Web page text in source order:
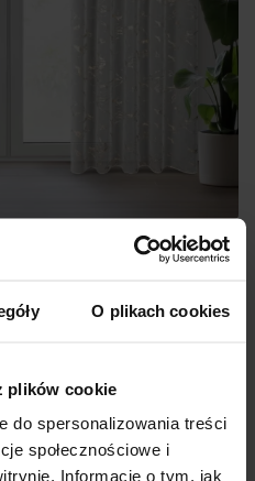
O plikach cookies
plików cookie
do spersonalizowania treści
społecznościowe i
Informacje o tym, jak
z etaminy zdobiona